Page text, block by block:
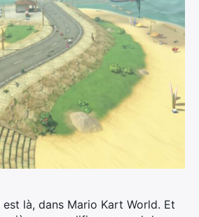
est là, dans Mario Kart World. Et